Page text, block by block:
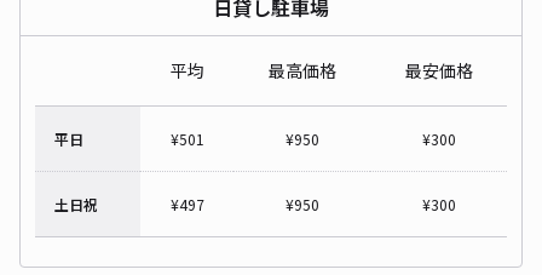
日貸し駐車場
平均 最高価格 最安価格
平日 ¥501 ¥950 ¥300
土日祝 ¥497 ¥950 ¥300